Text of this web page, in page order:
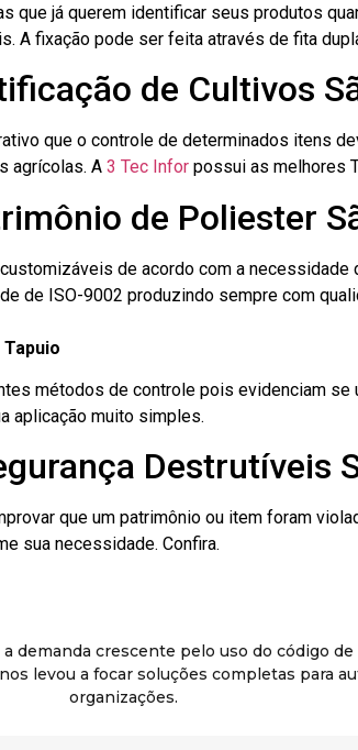
que já querem identificar seus produtos
A fixação pode ser feita através de fita
de Cultivos
que o controle de determinados itens
agrícolas. A 3 Tec Infor possui as melhores
de Poliester
de acordo com a
de ISO-9002 produzindo sempre com
Tapuio
métodos de controle pois evidenciam
aplicação muito simples.
Destrutíveis
que um patrimônio ou item foram
sua necessidade. Confira.
demanda crescente pelo uso do código
levou a focar soluções completas para
organizações.